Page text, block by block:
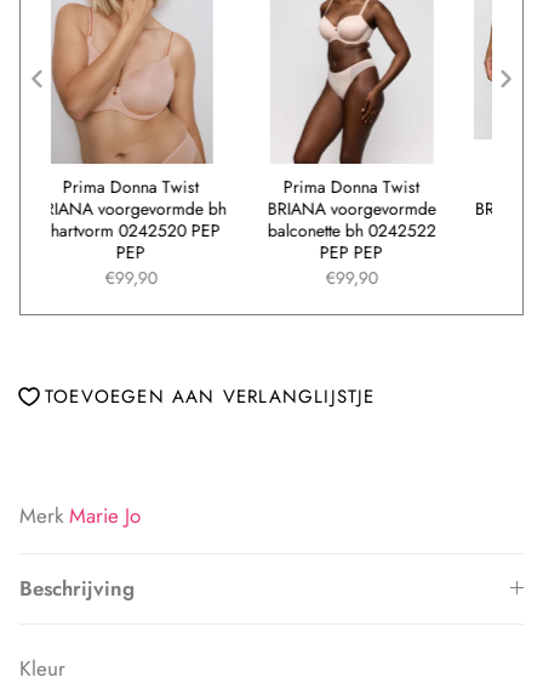
Prima Donna Twist
BRIANA voorgevormde
balconette bh 0242522
PEP PEP
€99,90
Prima Donna Twist
BRIANA voorgevormde bh
- hartvorm 0242520 PEP
€99,90
TOEVOEGEN AAN VERLANGLIJSTJE
Merk Marie Jo
Beschrijving
Kleur